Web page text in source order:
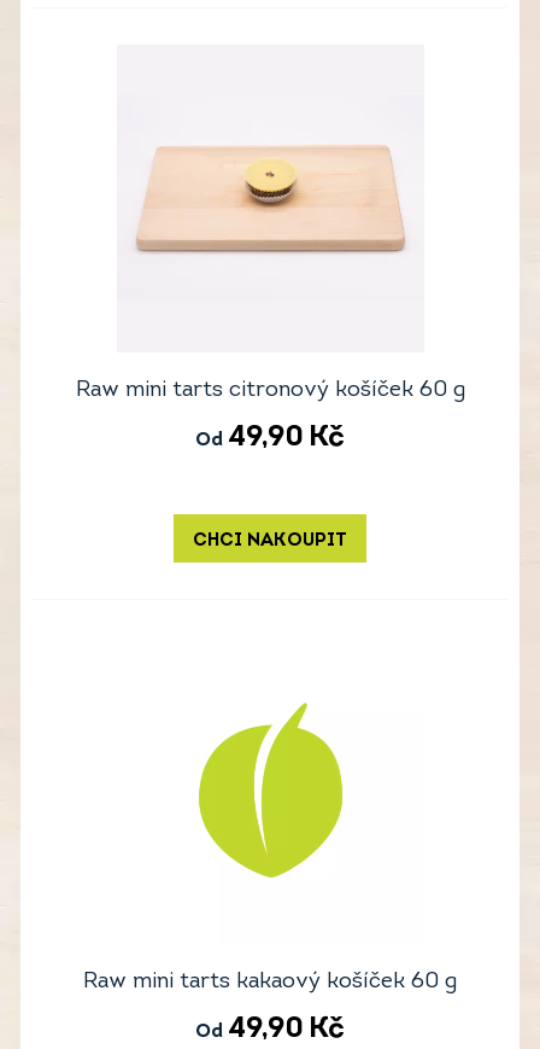
Raw mini tarts citronový košíček 60 g
Od 49,90 Kč
CHCI NAKOUPIT
Raw mini tarts kakaový košíček 60 g
Od 49,90 Kč